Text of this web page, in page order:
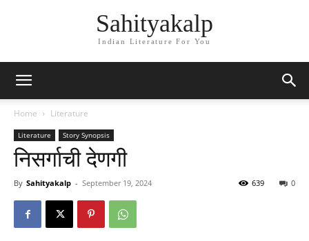
Sahityakalp
Indian Literature For You
Home Literature
Literature Story Synopsis
निसर्गाची देणगी
By Sahityakalp - September 19, 2024 0
639